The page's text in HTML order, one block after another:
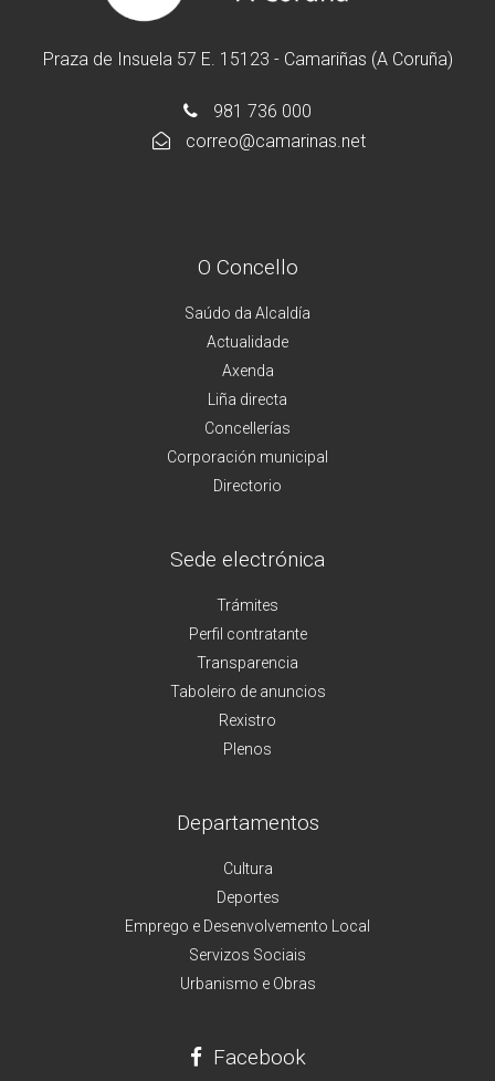
Praza de Insuela 57 E. 15123 - Camariñas (A Coruña)
981 736 000
correo@camarinas.net
O Concello
Saúdo da Alcaldía
Actualidade
Axenda
Liña directa
Concellerías
Corporación municipal
Directorio
Sede electrónica
Trámites
Perfil contratante
Transparencia
Taboleiro de anuncios
Rexistro
Plenos
Departamentos
Cultura
Deportes
Emprego e Desenvolvemento Local
Servizos Sociais
Urbanismo e Obras
Facebook